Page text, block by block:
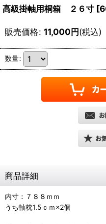
高級掛軸用桐箱 ２６寸 [
販売価格: 11,000円(税込)
数量:
商品詳細
内寸：７８８ｍｍ
うち軸枕1.5ｃｍ×2個